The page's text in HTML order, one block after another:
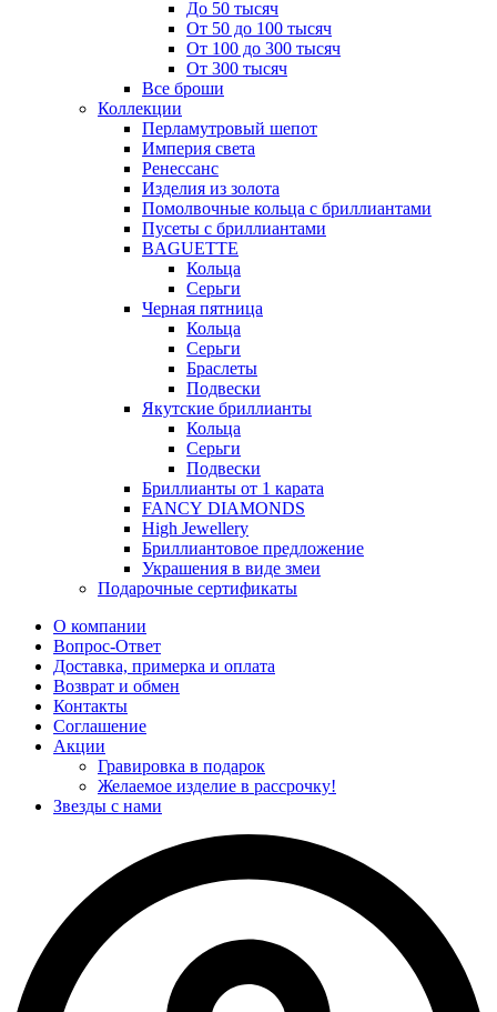
До 50 тысяч
От 50 до 100 тысяч
От 100 до 300 тысяч
От 300 тысяч
Все броши
Коллекции
Перламутровый шепот
Империя света
Ренессанс
Изделия из золота
Помолвочные кольца с бриллиантами
Пусеты с бриллиантами
BAGUETTE
Кольца
Серьги
Черная пятница
Кольца
Серьги
Браслеты
Подвески
Якутские бриллианты
Кольца
Серьги
Подвески
Бриллианты от 1 карата
FANCY DIAMONDS
High Jewellery
Бриллиантовое предложение
Украшения в виде змеи
Подарочные сертификаты
О компании
Вопрос-Ответ
Доставка, примерка и оплата
Возврат и обмен
Контакты
Соглашение
Акции
Гравировка в подарок
Желаемое изделие в рассрочку!
Звезды с нами